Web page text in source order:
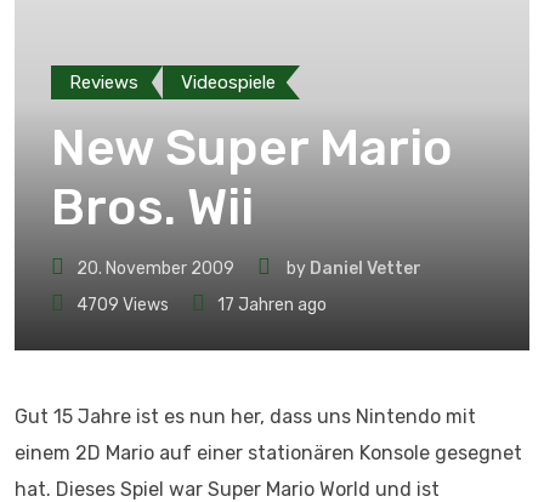
Reviews Videospiele
New Super Mario
Bros. Wii
20. November 2009 by Daniel Vetter
4709 Views 17 Jahren ago
Gut 15 Jahre ist es nun her, dass uns Nintendo mit
einem 2D Mario auf einer stationären Konsole gesegnet
hat. Dieses Spiel war Super Mario World und ist